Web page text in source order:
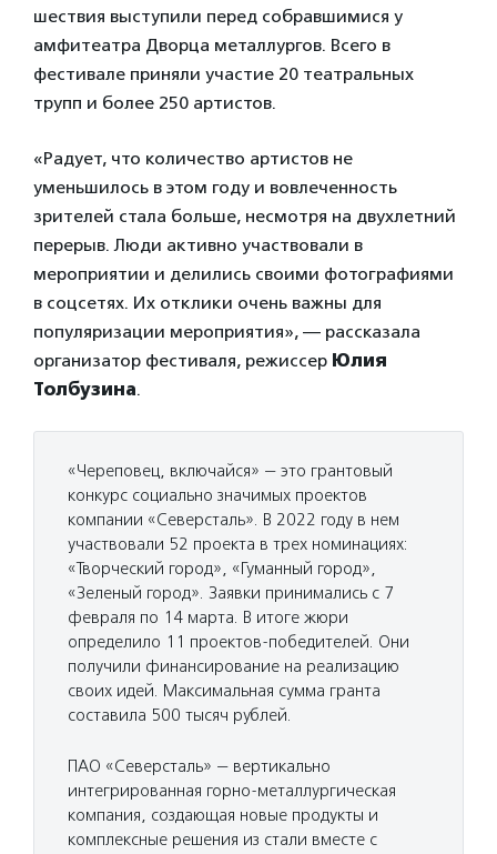
шествия выступили перед собравшимися у
амфитеатра Дворца металлургов. Всего в
фестивале приняли участие 20 театральных
трупп и более 250 артистов.
«Радует, что количество артистов не
уменьшилось в этом году и вовлеченность
зрителей стала больше, несмотря на двухлетний
перерыв. Люди активно участвовали в
мероприятии и делились своими фотографиями
в соцсетях. Их отклики очень важны для
популяризации мероприятия», — рассказала
организатор фестиваля, режиссер Юлия
Толбузина.
«Череповец, включайся» — это грантовый
конкурс социально значимых проектов
компании «Северсталь». В 2022 году в нем
участвовали 52 проекта в трех номинациях:
«Творческий город», «Гуманный город»,
«Зеленый город». Заявки принимались с 7
февраля по 14 марта. В итоге жюри
определило 11 проектов-победителей. Они
получили финансирование на реализацию
своих идей. Максимальная сумма гранта
составила 500 тысяч рублей.
ПАО «Северсталь» — вертикально
интегрированная горно-металлургическая
компания, создающая новые продукты и
комплексные решения из стали вместе с